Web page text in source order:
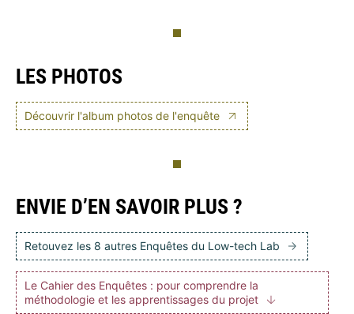
LES PHOTOS
Découvrir l'album photos de l'enquête
ENVIE D’EN SAVOIR PLUS ?
Retouvez les 8 autres Enquêtes du Low-tech Lab
Le Cahier des Enquêtes : pour comprendre la
méthodologie et les apprentissages du projet